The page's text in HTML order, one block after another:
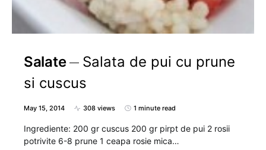
Salate
Salata de pui cu prune
si cuscus
May 15, 2014 308 views 1 minute read
Ingrediente: 200 gr cuscus 200 gr pirpt de pui 2 rosii
potrivite 6-8 prune 1 ceapa rosie mica…